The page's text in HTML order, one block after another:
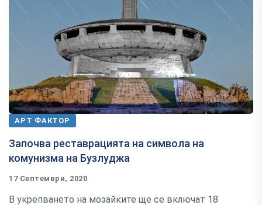
АРТ ФАКТОР
Започва реставрацията на символа на
комунизма на Бузлуджа
17 Септември, 2020
В укрепването на мозайките ще се включат 18